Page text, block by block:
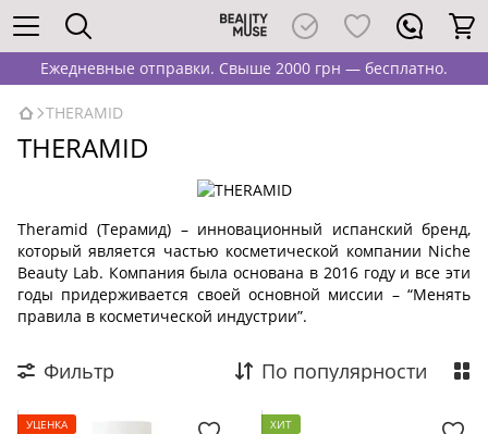
Ежедневные отправки. Свыше 2000 грн — бесплатно.
THERAMID
THERAMID
Theramid (Терамид) – инновационный испанский бренд,
который является частью косметической компании Niche
Beauty Lab. Компания была основана в 2016 году и все эти
годы придерживается своей основной миссии – “Менять
правила в косметической индустрии”.
Фильтр По популярности
УЦЕНКА
ХИТ